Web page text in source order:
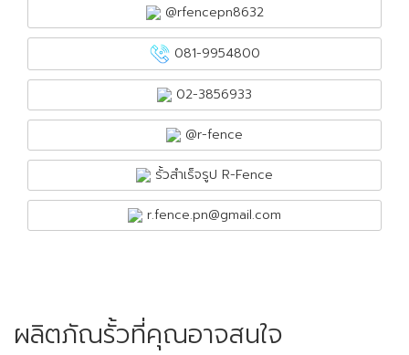
@rfencepn8632
081-9954800
02-3856933
@r-fence
รั้วสำเร็จรูป R-Fence
r.fence.pn@gmail.com
ผลิตภัณรั้วที่คุณอาจสนใจ